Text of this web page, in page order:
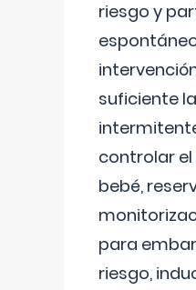
riesgo y
suficiente
controlar
bebé,
para
riesgo,